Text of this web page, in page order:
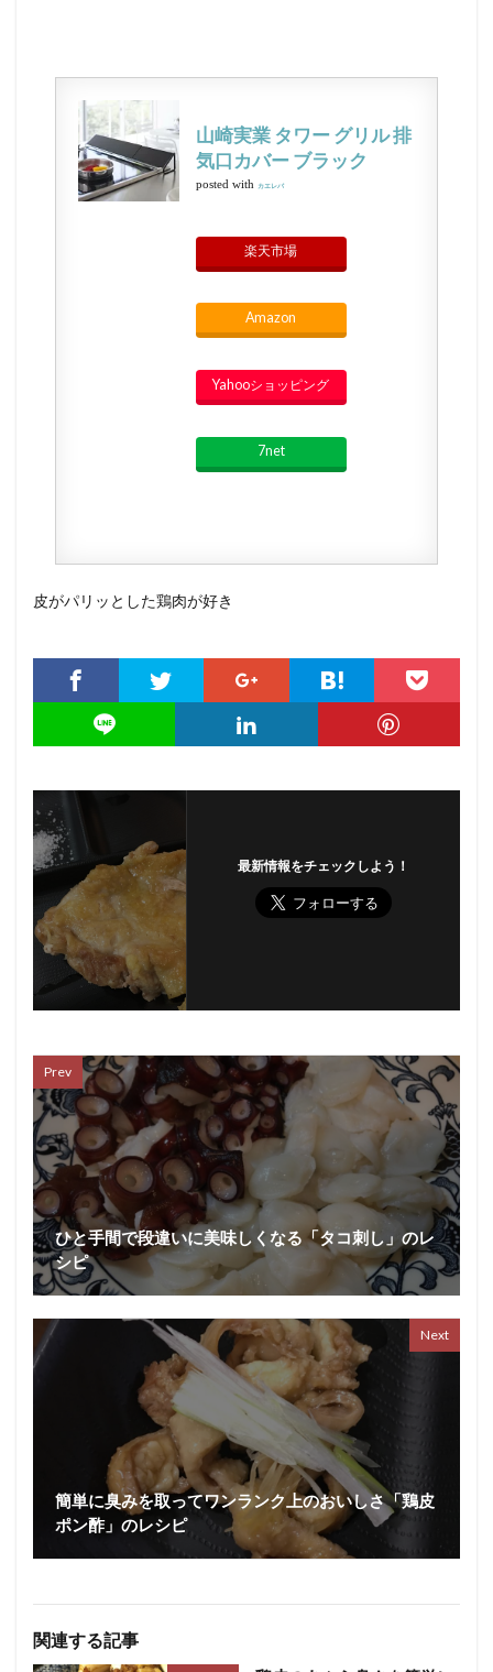
山崎実業 タワー グリル 排
気口カバー ブラック
posted with カエレバ
楽天市場
Amazon
Yahooショッピング
7net
皮がパリッとした鶏肉が好き
最新情報をチェックしよう！
Prev
ひと手間で段違いに美味しくなる「タコ刺し」のレ
シピ
Next
簡単に臭みを取ってワンランク上のおいしさ「鶏皮
ポン酢」のレシピ
関連する記事